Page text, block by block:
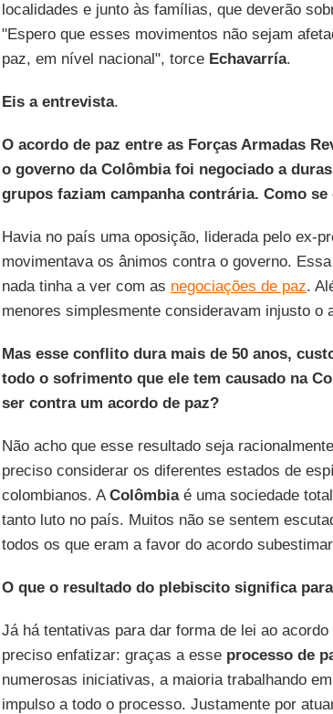
localidades e junto às famílias, que deverão
"Espero que esses movimentos não sejam
paz, em nível nacional", torce Echavarría.
Eis a entrevista.
O acordo de paz entre as Forças Armadas
o governo da Colômbia foi negociado a
grupos faziam campanha contrária. Como
Havia no país uma oposição, liderada pelo ex-
movimentava os ânimos contra o governo.
nada tinha a ver com as negociações de paz.
menores simplesmente consideravam injusto o
Mas esse conflito dura mais de 50 anos,
todo o sofrimento que ele tem causado na
ser contra um acordo de paz?
Não acho que esse resultado seja
preciso considerar os diferentes estados de
colombianos. AColômbiaé uma sociedade
tanto luto no país. Muitos não se sentem
todos os que eram a favor do acordo
O que o resultado do plebiscito significa
Já há tentativas para dar forma de lei ao
preciso enfatizar: graças a esse processo de
numerosas iniciativas, a maioria trabalhando
impulso a todo o processo. Justamente por